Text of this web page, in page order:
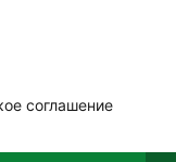
соглашение